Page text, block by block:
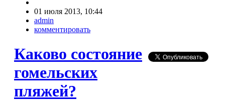
01 июля 2013, 10:44
admin
комментировать
Каково состояние
гомельских
пляжей?